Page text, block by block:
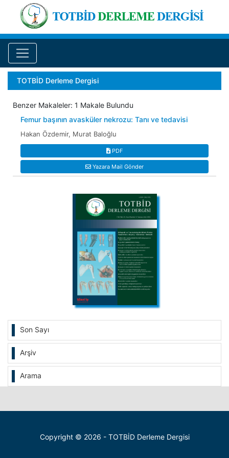
Son Sayı
Arşiv
Arama
TOTBİD Derleme Dergisi
Benzer Makaleler: 1 Makale Bulundu
Femur başının avasküler nekrozu: Tanı ve tedavisi
Hakan Özdemir, Murat Baloğlu
PDF
Yazara Mail Gönder
Copyright © 2026 - TOTBİD Derleme Dergisi